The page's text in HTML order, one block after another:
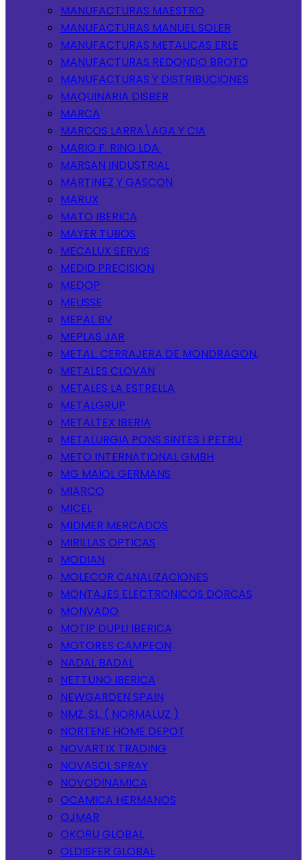
MANUFACTURAS MAESTRO
MANUFACTURAS MANUEL SOLER
MANUFACTURAS METALICAS ERLE
MANUFACTURAS REDONDO BROTO
MANUFACTURAS Y DISTRIBUCIONES
MAQUINARIA DISBER
MARCA
MARCOS LARRA\AGA Y CIA
MARIO F. RINO LDA.
MARSAN INDUSTRIAL
MARTINEZ Y GASCON
MARUX
MATO IBERICA
MAYER TUBOS
MECALUX SERVIS
MEDID PRECISION
MEDOP
MELISSE
MEPAL BV
MEPLAS JAR
METAL. CERRAJERA DE MONDRAGON,
METALES CLOVAN
METALES LA ESTRELLA
METALGRUP
METALTEX IBERIA
METALURGIA PONS SINTES I PETRU
METO INTERNATIONAL GMBH
MG MAIOL GERMANS
MIARCO
MICEL
MIDMER MERCADOS
MIRILLAS OPTICAS
MODIAN
MOLECOR CANALIZACIONES
MONTAJES ELECTRONICOS DORCAS
MONVADO
MOTIP DUPLI IBERICA
MOTORES CAMPEON
NADAL BADAL
NETTUNO IBERICA
NEWGARDEN SPAIN
NMZ, SL. ( NORMALUZ )
NORTENE HOME DEPOT
NOVARTIX TRADING
NOVASOL SPRAY
NOVODINAMICA
OCAMICA HERMANOS
OJMAR
OKORU GLOBAL
OLDISFER GLOBAL